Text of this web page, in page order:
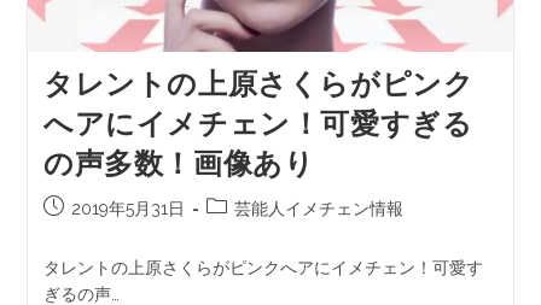
タレントの上原さくらがピンク
へアにイメチェン！可愛すぎる
の声多数！画像あり
2019年5月31日 芸能人イメチェン情報
タレントの上原さくらがピンクへアにイメチェン！可愛す
ぎるの声…